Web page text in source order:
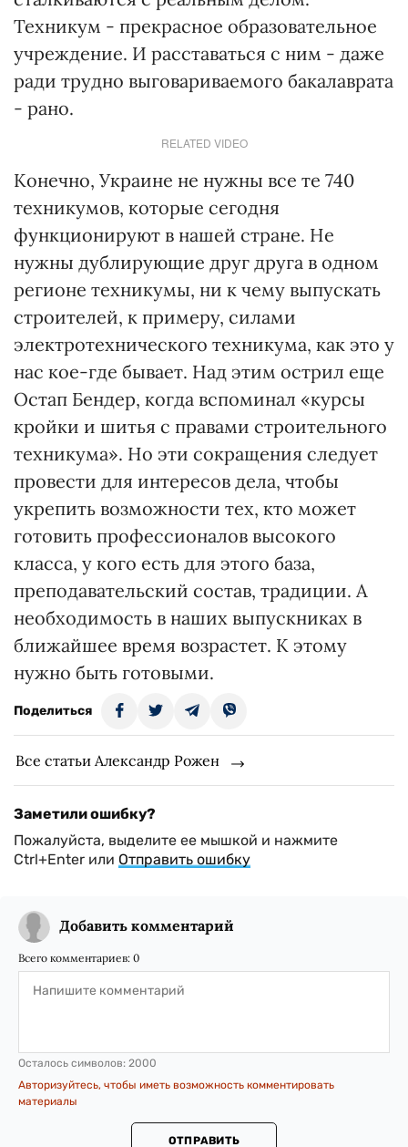
Техникум - прекрасное образовательное
учреждение. И расставаться с ним - даже
ради трудно выговариваемого бакалаврата
- рано.
RELATED VIDEO
Конечно, Украине не нужны все те 740
техникумов, которые сегодня
функционируют в нашей стране. Не
нужны дублирующие друг друга в одном
регионе техникумы, ни к чему выпускать
строителей, к примеру, силами
электротехнического техникума, как это у
нас кое-где бывает. Над этим острил еще
Остап Бендер, когда вспоминал «курсы
кройки и шитья с правами строительного
техникума». Но эти сокращения следует
провести для интересов дела, чтобы
укрепить возможности тех, кто может
готовить профессионалов высокого
класса, у кого есть для этого база,
преподавательский состав, традиции. А
необходимость в наших выпускниках в
ближайшее время возрастет. К этому
нужно быть готовыми.
Поделиться
Все статьи Александр Рожен
Заметили ошибку?
Пожалуйста, выделите ее мышкой и нажмите
Ctrl+Enter или Отправить ошибку
Добавить комментарий
Всего комментариев: 0
Осталось символов: 2000
Авторизуйтесь, чтобы иметь возможность комментировать
материалы
ОТПРАВИТЬ